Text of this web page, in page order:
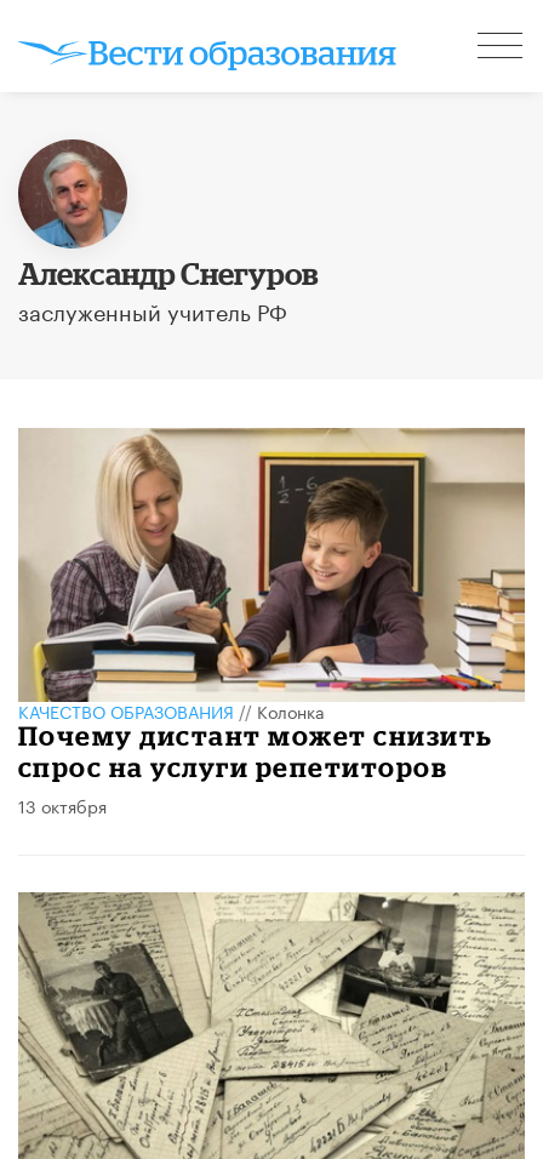
Александр Снегуров
заслуженный учитель РФ
КАЧЕСТВО ОБРАЗОВАНИЯ//Колонка
Почему дистант может снизить
спрос на услуги репетиторов
13 октября